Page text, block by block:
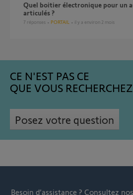
Quel boitier électronique pour un automatisme à bras
articulés ?
7 réponses PORTAIL il y a environ 2 mois
CE N'EST PAS CE
QUE VOUS RECHERCHEZ
Posez votre question
Besoin d’assistance ? Consultez